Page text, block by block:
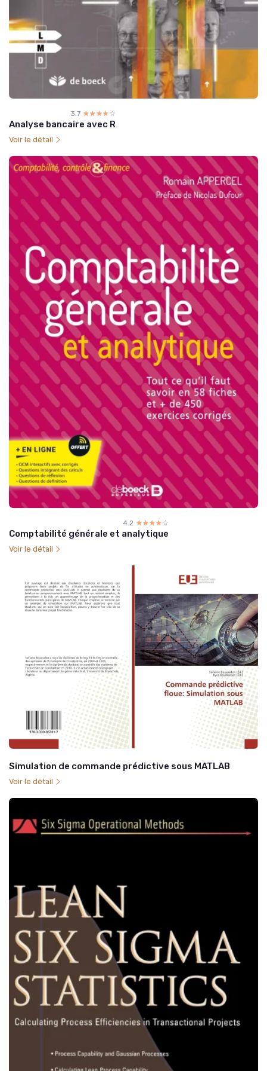
3.7 ☆☆☆☆☆
★★★★★
Analyse bancaire avec R
Voir le détail
4.2 ☆☆☆☆☆
★★★★★
Comptabilité générale et analytique
Voir le détail
Simulation de commande prédictive sous MATLAB
Voir le détail